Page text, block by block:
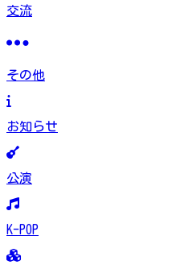
交流
その他
お知らせ
公演
K-POP